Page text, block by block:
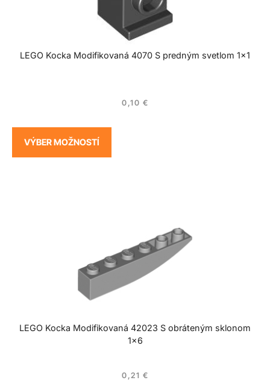
LEGO Kocka Modifikovaná 4070 S predným svetlom 1×1
0,10 €
VÝBER MOŽNOSTÍ
LEGO Kocka Modifikovaná 42023 S obráteným sklonom
1×6
0,21 €